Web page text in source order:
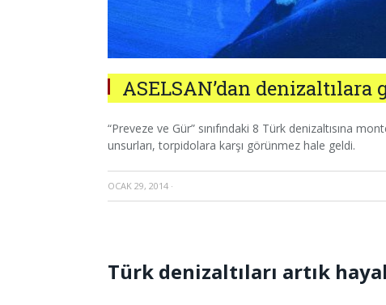
ASELSAN’dan denizaltılara
“Preveze ve Gür” sınıfındaki 8 Türk denizaltısına
unsurları, torpidolara karşı görünmez hale geldi.
OCAK 29, 2014 ·
Türk denizaltıları artık